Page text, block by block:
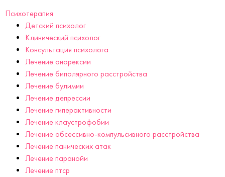
Психотерапия
Детский психолог
Клинический психолог
Консультация психолога
Лечение анорексии
Лечение биполярного расстройства
Лечение булимии
Лечение депрессии
Лечение гиперактивности
Лечение клаустрофобии
Лечение обсессивно-компульсивного расстройства
Лечение панических атак
Лечение паранойи
Лечение птср